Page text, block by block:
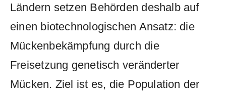
Ländern setzen Behörden deshalb auf
einen biotechnologischen Ansatz: die
Mückenbekämpfung durch die
Freisetzung genetisch veränderter
Mücken. Ziel ist es, die Population der